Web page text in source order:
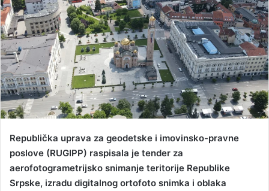
e
m
a
i
l
Republička uprava za geodetske i imovinsko-pravne
poslove (RUGIPP) raspisala je tender za
aerofotogrametrijsko snimanje teritorije Republike
Srpske, izradu digitalnog ortofoto snimka i oblaka